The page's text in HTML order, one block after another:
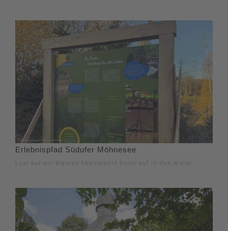
Erlebnispfad Südufer Möhnesee
Lust auf ein kleines Abenteuer? Dann auf in den Wald!